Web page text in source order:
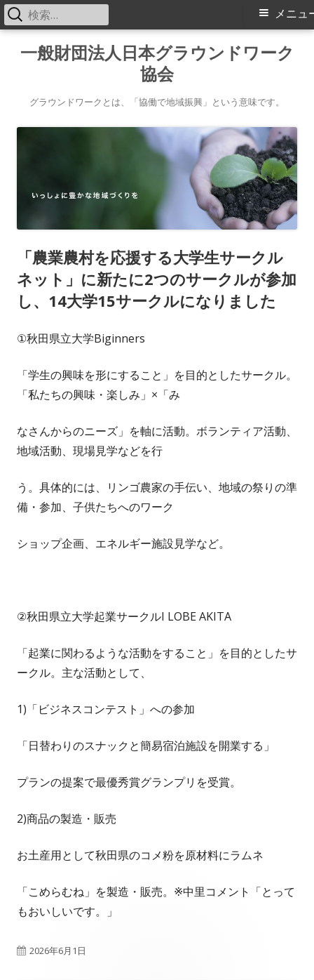
一般財団法人日本グラウンドワーク
協会
グラウンドワークとは、「協働で地域振興」という意味です。
メ
メニュ
検
索:
「農業農村を応援する大学生サークル
ネット」に新たに2つのサークルが参加
し、14大学15サークルになりました
①秋田県立大学Biginners
「学生の興味を形にすること」を目的としたサークル。
「私たちの興味・楽しみ」×「み
なさんからのニーズ」を軸に活動。ボランティア活動、
地域活動、現場見学などを行
う。具体的には、リンゴ農家の手伝い、地域の祭りの準
備・参加、子供たちへのワーク
ショップ企画、エネルギー施設見学など。
②秋田県立大学起業サークルI LOBE AKITA
「起業に関わるような活動をすること」を目的としたサ
ークル。主な活動として、
1)「ビジネスコンテスト」への参加
「日替わりのスナックと簡易宿泊施設を開業する」
プランの提案で最優秀賞グランプリを受賞。
2)商品の製造・販売
お土産用として秋田県のコメ粉を原材料にラムネ
「こめらむね」を製造・販売。※中里コメント「とって
もおいしいです。」
公
2026年6月1日